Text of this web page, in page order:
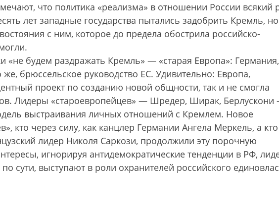
что политика «реализма» в отношении России всякий
лет западные государства пытались задобрить Кремль, но
с ним, которое до предела обострила российско-
«не будем раздражать Кремль» — «старая Европа»: Германия,
брюссельское руководство ЕС. Удивительно: Европа,
проект по созданию новой общности, так и не смогла
Лидеры «староевропейцев» — Шредер, Ширак,
выстраивания личных отношений с Кремлем. Новое
кто через силу, как канцлер Германии Ангела Меркель, а кто
лидер Николя Саркози, продолжили эту порочную
игнорируя антидемократические тенденции в РФ,
сути, выступают в роли охранителей российского